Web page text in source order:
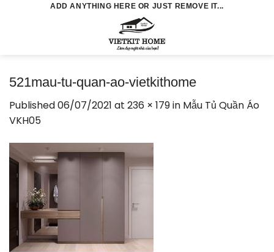
ADD ANYTHING HERE OR JUST REMOVE IT...
521mau-tu-quan-ao-vietkithome
Published06/07/2021 at 236 × 179in Mẫu Tủ Quần Áo
VKH05